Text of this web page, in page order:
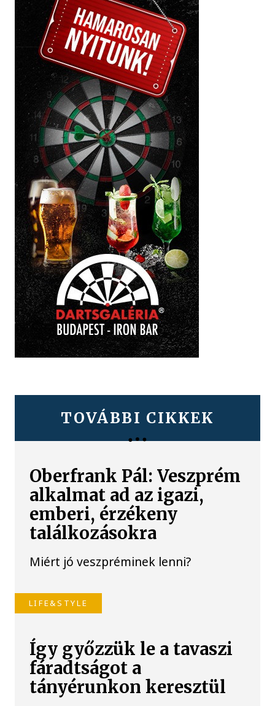
TOVÁBBI CIKKEK
Oberfrank Pál: Veszprém
alkalmat ad az igazi,
emberi, érzékeny
találkozásokra
Miért jó veszpréminek lenni?
LIFE&STYLE
Így győzzük le a tavaszi
fáradtságot a
tányérunkon keresztül